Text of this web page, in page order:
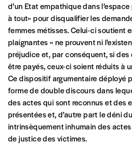
Je souhaite
J’ai lu et j’accepte
confidentialité*
Lire notrepolitique de
personnelles (RGPD)
Ajouter un message
d’un Etat empathique dans
à tout» pour disqualifier les
femmes métisses. Celui-ci soutient
plaignantes « ne prouvent ni
préjudice et, par conséquent, si
être payés, ceux-ci soient réduits à
Ce dispositif argumentaire déployé
forme de double discours dans
des actes qui sont reconnus et des
présentées et, d’autre part le déni
intrinsèquement inhumain des
de justice des victimes.